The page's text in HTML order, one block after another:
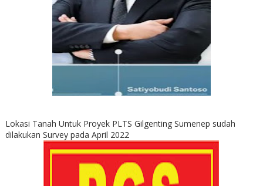
Lokasi Tanah Untuk Proyek PLTS Gilgenting Sumenep sudah
dilakukan Survey pada April 2022